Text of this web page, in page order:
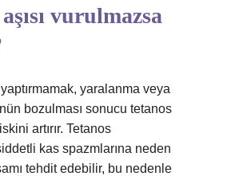
vurulmazsa
yaptırmamak, yaralanma veya
bozulması sonucu tetanos
artırır. Tetanos
kas spazmlarına neden
tehdit edebilir, bu nedenle